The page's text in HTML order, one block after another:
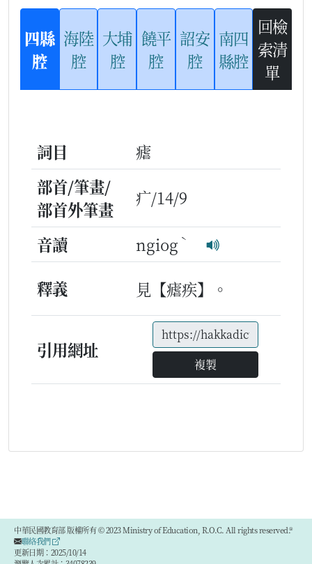
四縣
腔
海陸
腔
大埔
腔
饒平
腔
詔安
腔
南四
縣腔
回檢
索清
單
詞目
瘧
部首/筆畫/
部首外筆畫
疒/14/9
音讀 ngiog ˋ
釋義 見【瘧疾】。
引用網址
複製
中華民國教育部 版權所有 © 2023 Ministry of Education, R.O.C. All rights reserved.®
聯絡我們
更新日期：2025/10/14